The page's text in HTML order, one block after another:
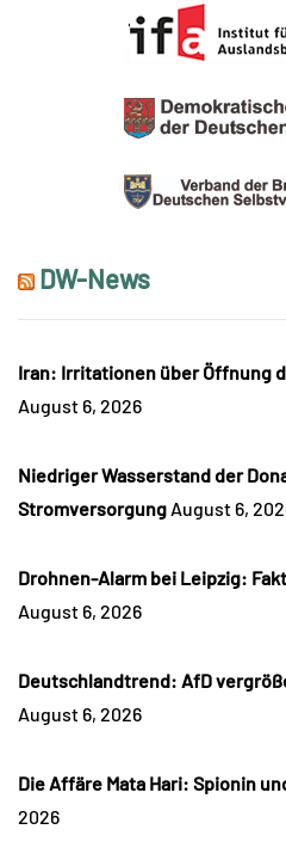
DW-News
Iran: Irritationen über Öffnung
August 6, 2026
Niedriger Wasserstand der
Stromversorgung August 6,
Drohnen-Alarm bei Leipzig:
August 6, 2026
Deutschlandtrend: AfD
August 6, 2026
Die Affäre Mata Hari: Spionin
2026